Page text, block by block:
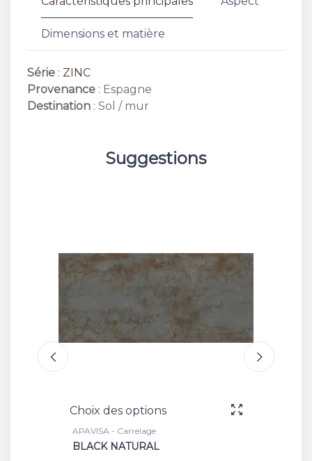
Dimensions et matière
Série : ZINC
Provenance : Espagne
Destination : Sol / mur
Suggestions
Choix des options
APAVISA - Carrelage
GREEN NATURAL